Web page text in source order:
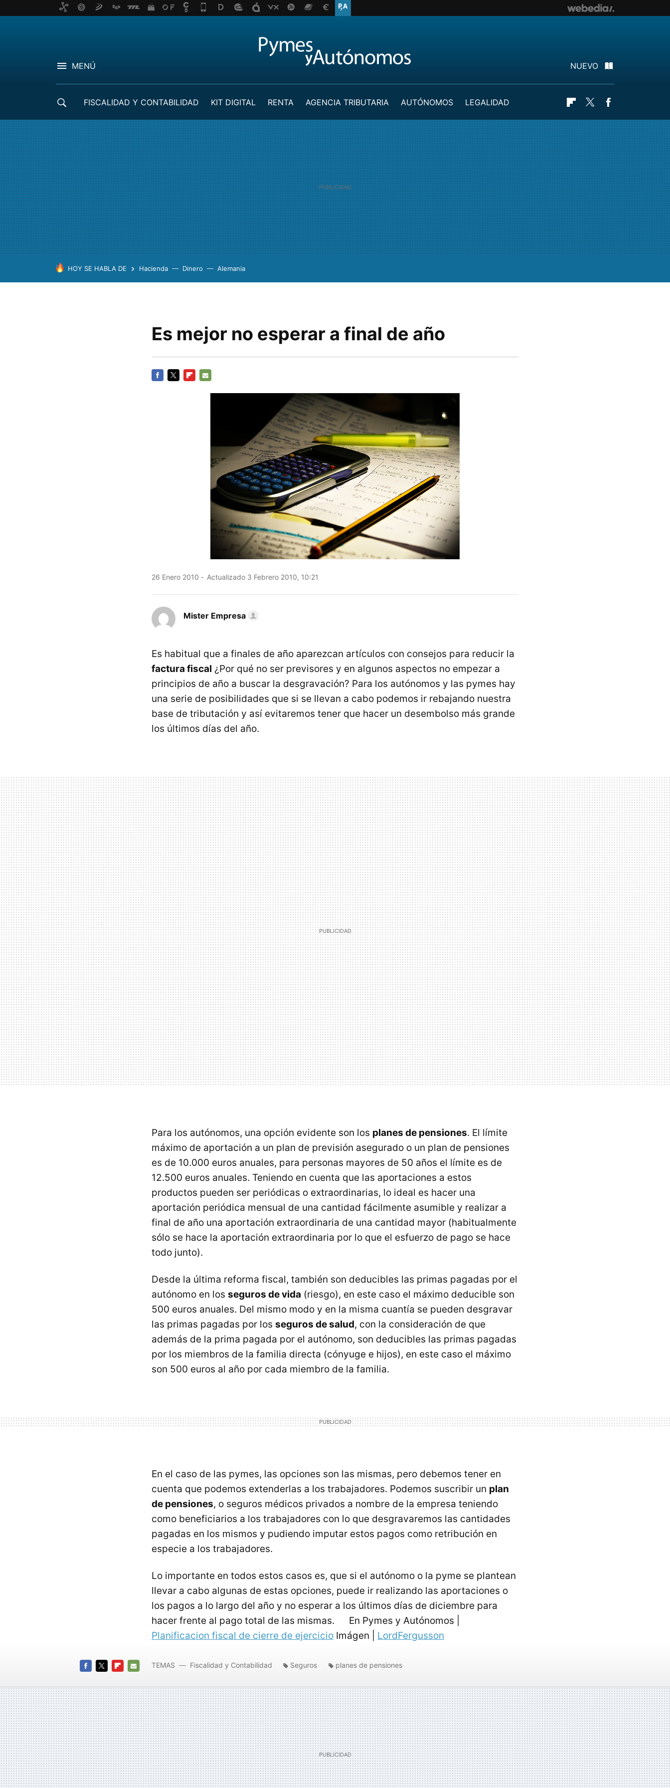
MENÚ NUEVO
FISCALIDAD Y CONTABILIDAD KIT DIGITAL RENTA AGENCIA TRIBUTARIA AUTÓNOMOS
LEGALIDAD
Flipboard
Twitter
HOY SE HABLA DE Hacienda Dinero Alemania
Es mejor no esperar a final de año
26 Enero 2010 Actualizado 3 Febrero 2010, 10:21
Mister Empresa
Es habitual que a finales de año aparezcan artículos con consejos para reducir la
factura fiscal ¿Por qué no ser previsores y en algunos aspectos no empezar a
principios de año a buscar la desgravación? Para los autónomos y las pymes hay
una serie de posibilidades que si se llevan a cabo podemos ir rebajando nuestra
base de tributación y así evitaremos tener que hacer un desembolso más grande
los últimos días del año.
Para los autónomos, una opción evidente son los planes de pensiones. El límite
máximo de aportación a un plan de previsión asegurado o un plan de pensiones
es de 10.000 euros anuales, para personas mayores de 50 años el límite es de
12.500 euros anuales. Teniendo en cuenta que las aportaciones a estos
productos pueden ser periódicas o extraordinarias, lo ideal es hacer una
aportación periódica mensual de una cantidad fácilmente asumible y realizar a
final de año una aportación extraordinaria de una cantidad mayor (habitualmente
sólo se hace la aportación extraordinaria por lo que el esfuerzo de pago se hace
todo junto).
Desde la última reforma fiscal, también son deducibles las primas pagadas por el
autónomo en los seguros de vida (riesgo), en este caso el máximo deducible son
500 euros anuales. Del mismo modo y en la misma cuantía se pueden desgravar
las primas pagadas por los seguros de salud, con la consideración de que
además de la prima pagada por el autónomo, son deducibles las primas pagadas
por los miembros de la familia directa (cónyuge e hijos), en este caso el máximo
son 500 euros al año por cada miembro de la familia.
En el caso de las pymes, las opciones son las mismas, pero debemos tener en
cuenta que podemos extenderlas a los trabajadores. Podemos suscribir un plan
de pensiones, o seguros médicos privados a nombre de la empresa teniendo
como beneficiarios a los trabajadores con lo que desgravaremos las cantidades
pagadas en los mismos y pudiendo imputar estos pagos como retribución en
especie a los trabajadores.
Lo importante en todos estos casos es, que si el autónomo o la pyme se plantean
llevar a cabo algunas de estas opciones, puede ir realizando las aportaciones o
los pagos a lo largo del año y no esperar a los últimos días de diciembre para
hacer frente al pago total de las mismas. En Pymes y Autónomos |
Planificacion fiscal de cierre de ejercicio Imágen | LordFergusson
MAIL
TEMAS Fiscalidad y Contabilidad Seguros planes de pensiones